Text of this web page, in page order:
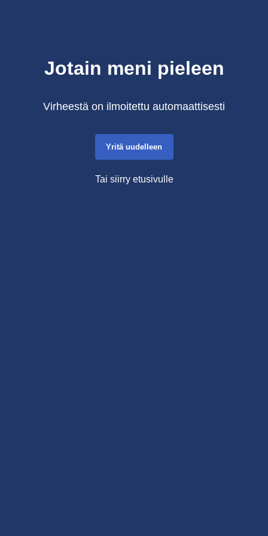
Jotain meni pieleen
Virheestä on ilmoitettu automaattisesti
Yritä uudelleen
Tai siirry etusivulle